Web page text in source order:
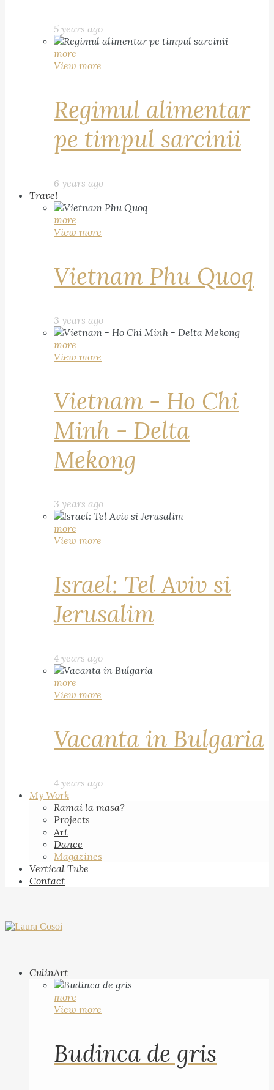
5 years ago
more
View more
Regimul alimentar
pe timpul sarcinii
6 years ago
Travel
more
View more
Vietnam Phu Quoq
3 years ago
more
View more
Vietnam - Ho Chi
Minh - Delta
Mekong
3 years ago
more
View more
Israel: Tel Aviv si
Jerusalim
4 years ago
more
View more
Vacanta in Bulgaria
4 years ago
My Work
Ramai la masa?
Projects
Art
Dance
Magazines
Vertical Tube
Contact
CulinArt
more
View more
Budinca de gris